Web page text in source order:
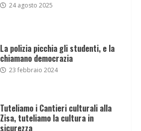
24 agosto 2025
La polizia picchia gli studenti, e la
chiamano democrazia
23 febbraio 2024
Tuteliamo i Cantieri culturali alla
Zisa, tuteliamo la cultura in
sicurezza